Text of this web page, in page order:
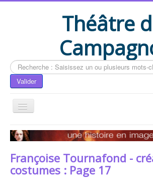
Théâtre
Rechercher
Valider
Accueil
Compléments du livre
Françoise Tournafond -
costumes : Page 17